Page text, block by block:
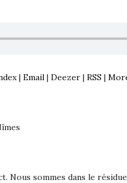
| Email | Deezer | RSS |
Nous sommes dans le